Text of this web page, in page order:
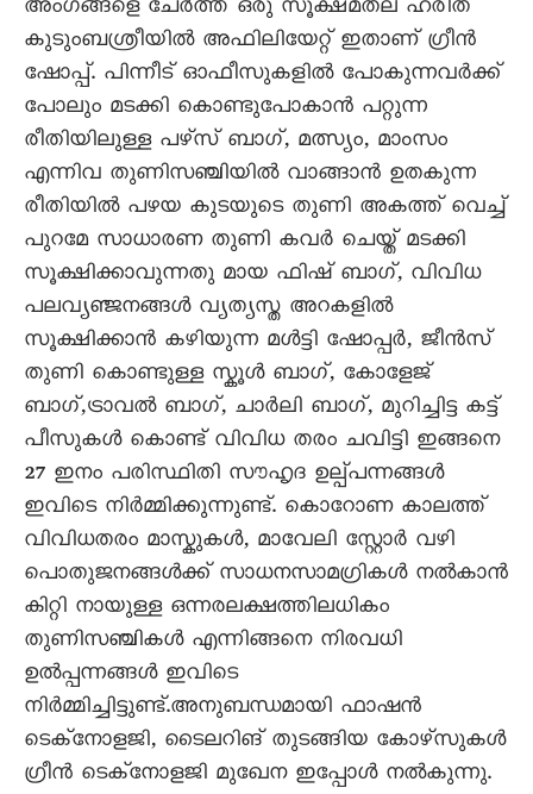
അംഗങ്ങളെ ചേർത്ത് ഒരു സൂക്ഷ്മതല ഹരിത
കുടുംബശ്രീയിൽ അഫിലിയേറ്റ് ഇതാണ് ഗ്രീൻ
ഷോപ്പ്. പിന്നീട് ഓഫീസുകളിൽ പോകുന്നവർക്ക്
പോലും മടക്കി കൊണ്ടുപോകാൻ പറ്റുന്ന
രീതിയിലുള്ള പഴ്സ് ബാഗ്, മത്സ്യം, മാംസം
എന്നിവ തുണിസഞ്ചിയിൽ വാങ്ങാൻ ഉതകുന്ന
രീതിയിൽ പഴയ കുടയുടെ തുണി അകത്ത് വെച്ച്
പുറമേ സാധാരണ തുണി കവർ ചെയ്ത് മടക്കി
സൂക്ഷിക്കാവുന്നതു മായ ഫിഷ് ബാഗ്, വിവിധ
പലവ്യഞ്ജനങ്ങൾ വ്യത്യസ്ത അറകളിൽ
സൂക്ഷിക്കാൻ കഴിയുന്ന മൾട്ടി ഷോപ്പർ, ജീൻസ്
തുണി കൊണ്ടുള്ള സ്കൂൾ ബാഗ്, കോളേജ്
ബാഗ്,ട്രാവൽ ബാഗ്, ചാർലി ബാഗ്, മുറിച്ചിട്ട കട്ട്
പീസുകൾ കൊണ്ട് വിവിധ തരം ചവിട്ടി ഇങ്ങനെ
27 ഇനം പരിസ്ഥിതി സൗഹൃദ ഉല്പ്പന്നങ്ങൾ
ഇവിടെ നിർമ്മിക്കുന്നുണ്ട്. കൊറോണ കാലത്ത്
വിവിധതരം മാസ്കുകൾ, മാവേലി സ്റ്റോർ വഴി
പൊതുജനങ്ങൾക്ക് സാധനസാമഗ്രികൾ നൽകാൻ
കിറ്റി നായുള്ള ഒന്നരലക്ഷത്തിലധികം
തുണിസഞ്ചികൾ എന്നിങ്ങനെ നിരവധി
ഉൽപ്പന്നങ്ങൾ ഇവിടെ
നിർമ്മിച്ചിട്ടുണ്ട്.അനുബന്ധമായി ഫാഷൻ
ടെക്നോളജി, ടൈലറിങ് തുടങ്ങിയ കോഴ്സുകൾ
ഗ്രീൻ ടെക്നോളജി മുഖേന ഇപ്പോൾ നൽകുന്നു.